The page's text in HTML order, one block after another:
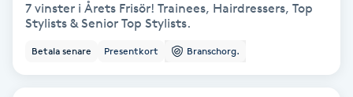
7 vinster i Årets Frisör! Trainees, Hairdressers, Top
Stylists & Senior Top Stylists.
Betala senare Presentkort Branschorg.